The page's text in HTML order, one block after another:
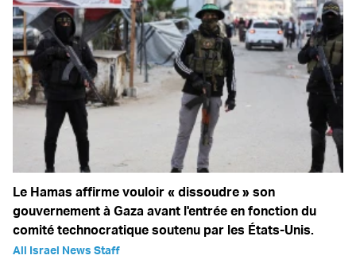
Le Hamas affirme vouloir « dissoudre » son
gouvernement à Gaza avant l'entrée en fonction du
comité technocratique soutenu par les États-Unis.
All Israel News Staff